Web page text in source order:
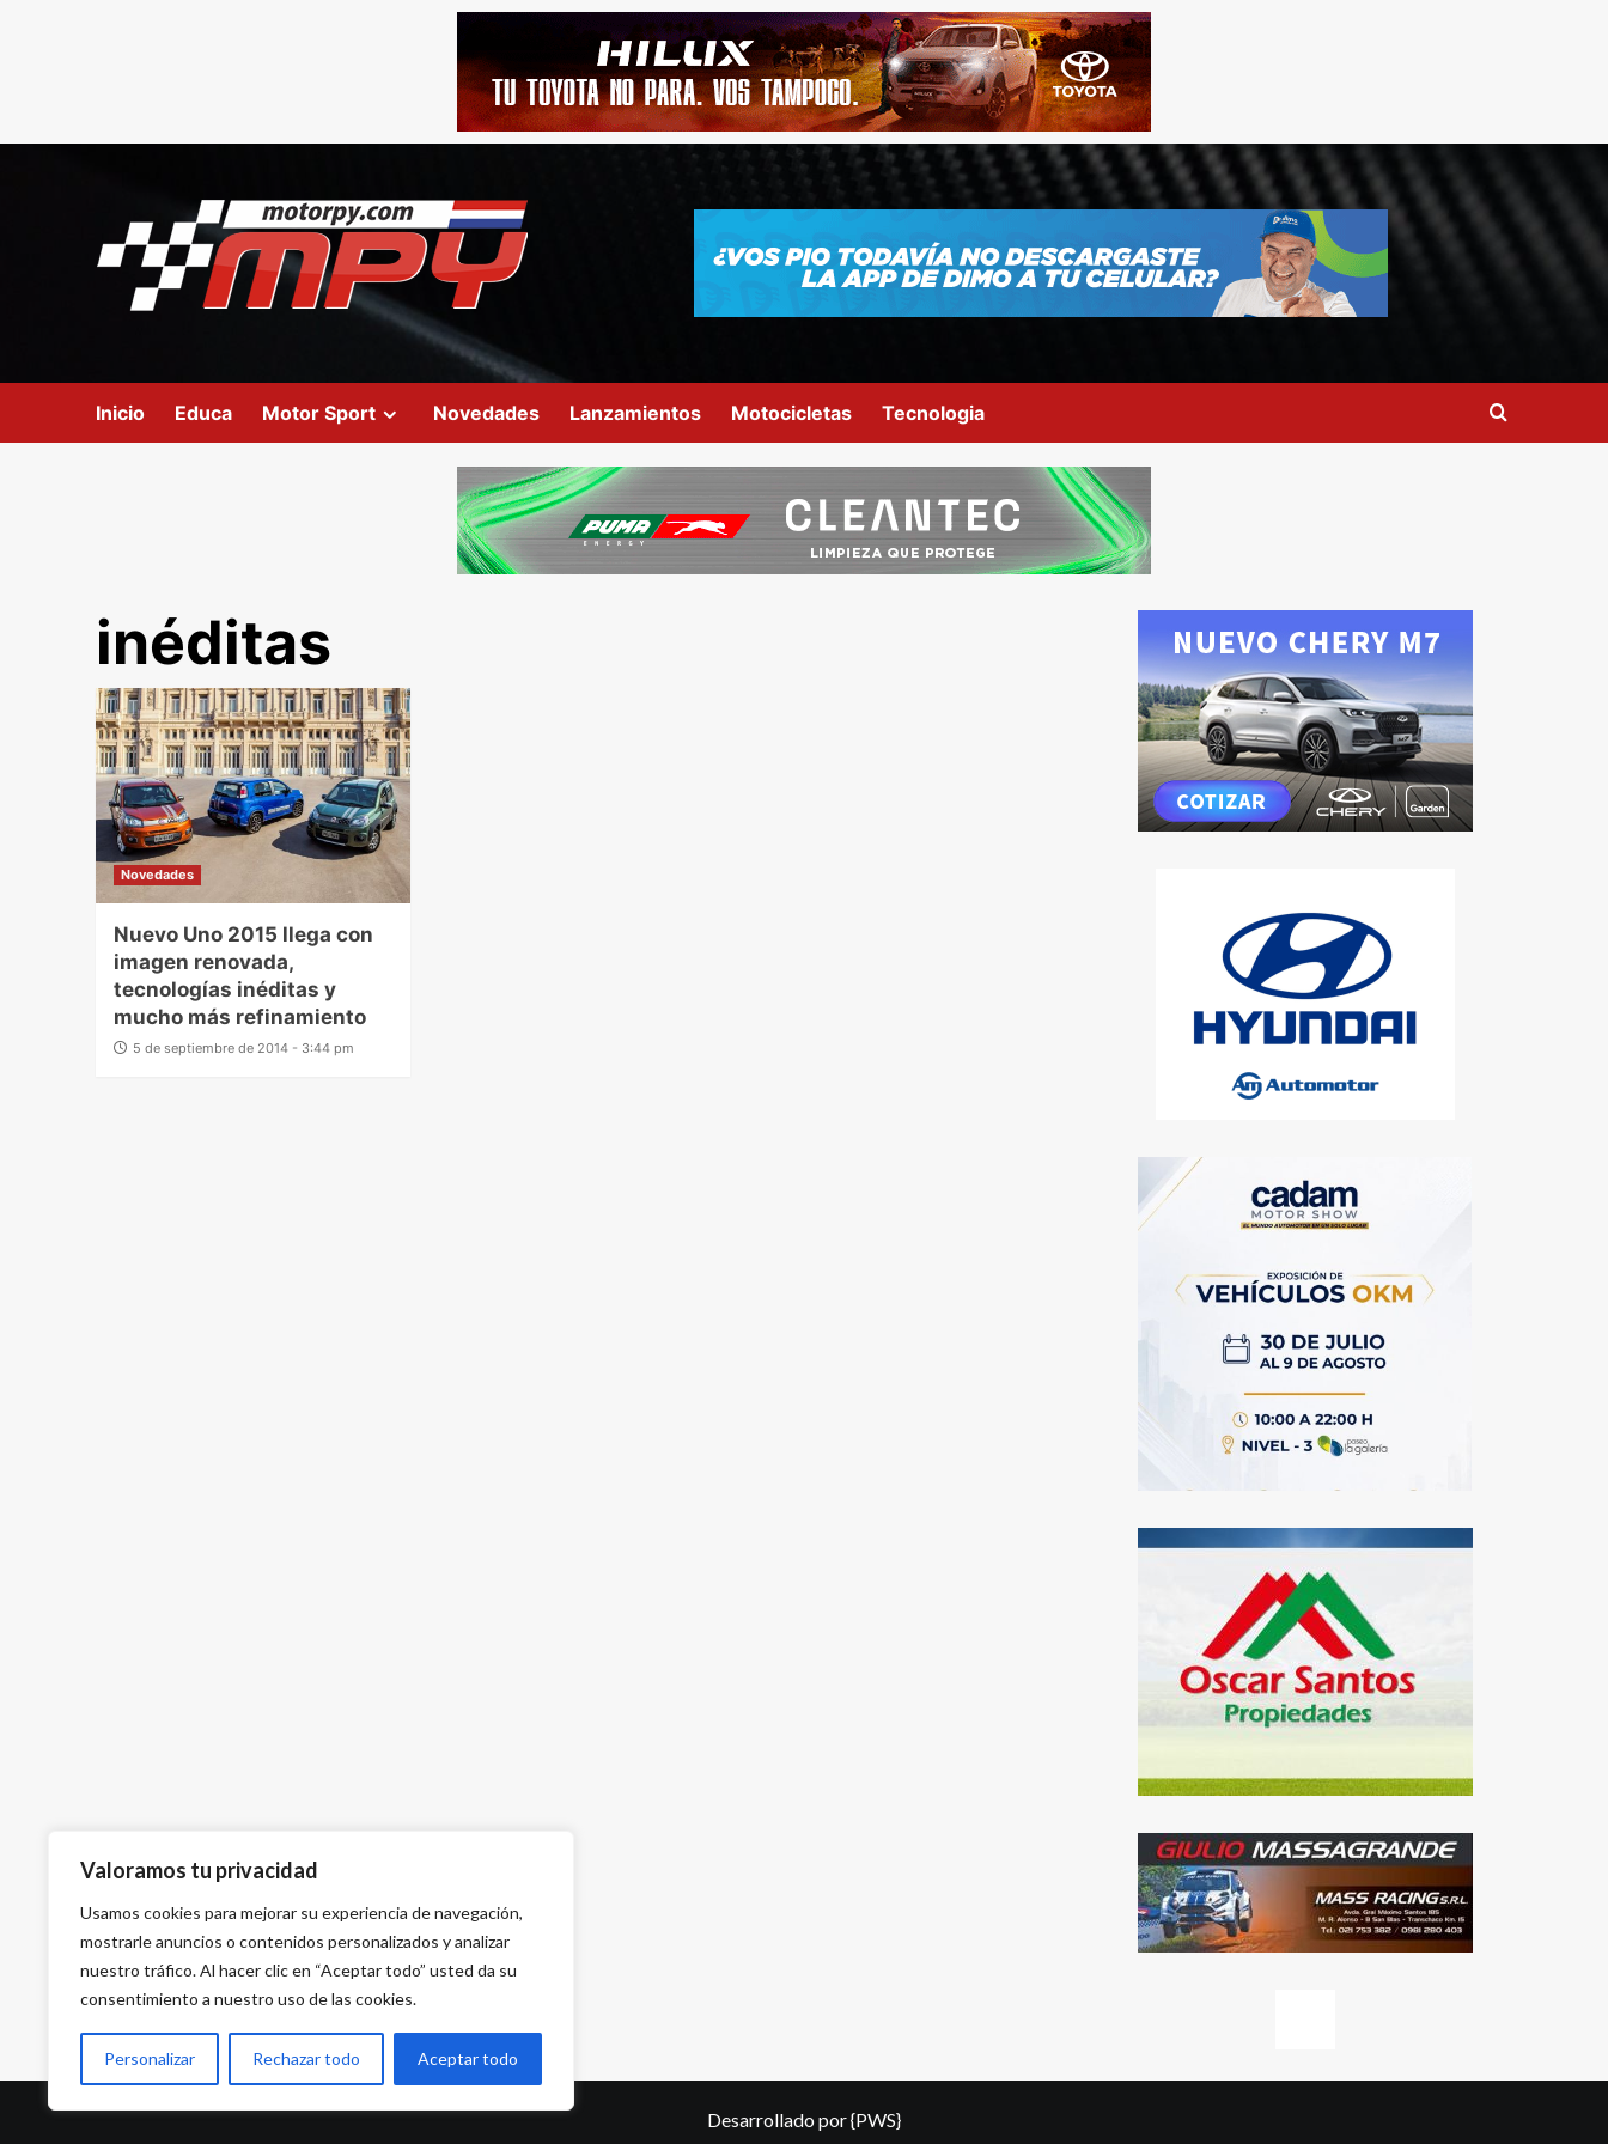
Valoramos tu privacidad
Usamos cookies para mejorar su experiencia de navegación,
mostrarle anuncios o contenidos personalizados y analizar
nuestro tráfico. Al hacer clic en “Aceptar todo” usted da su
consentimiento a nuestro uso de las cookies.
Personalizar Rechazar todo Aceptar todo
Inicio Educa Motor Sport Novedades Lanzamientos Motocicletas Tecnologia
inéditas
Novedades
Nuevo Uno 2015 llega con
imagen renovada,
tecnologías inéditas y
mucho más refinamiento
5 de septiembre de 2014 - 3:44 pm
Desarrollado por{PWS}